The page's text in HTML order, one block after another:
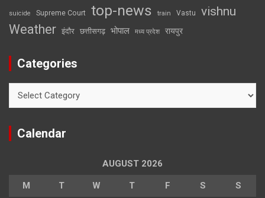
suicide Supreme Court top-news train Vastu vishnu
Weather इंदौर छत्तीसगढ़ भोपाल मध्य प्रदेश रायपुर
Categories
Calendar
AUGUST 2026
M T W T F S S